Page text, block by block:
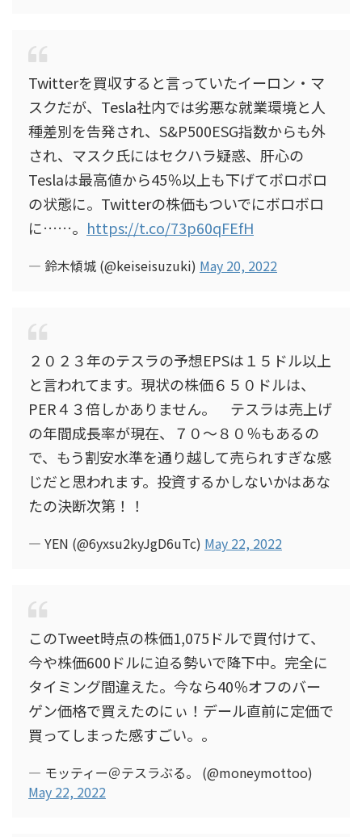
Twitterを買収すると言っていたイーロン・マ
スクだが、Tesla社内では劣悪な就業環境と人
種差別を告発され、S&P500ESG指数からも外
され、マスク氏にはセクハラ疑惑、肝心の
Teslaは最高値から45％以上も下げてボロボロ
の状態に。Twitterの株価もついでにボロボロ
に……。 https://t.co/73p60qFEfH
— 鈴木傾城 (@keiseisuzuki) May 20, 2022
２０２３年のテスラの予想EPSは１５ドル以上
と言われてます。現状の株価６５０ドルは、
PER４３倍しかありません。 テスラは売上げ
の年間成長率が現在、７０～８０％もあるの
で、もう割安水準を通り越して売られすぎな感
じだと思われます。投資するかしないかはあな
たの決断次第！！
— YEN (@6yxsu2kyJgD6uTc) May 22, 2022
このTweet時点の株価1,075ドルで買付けて、
今や株価600ドルに迫る勢いで降下中。完全に
タイミング間違えた。今なら40％オフのバー
ゲン価格で買えたのにぃ！デール直前に定価で
買ってしまった感すごい。。
— モッティー＠テスラぶる。 (@moneymottoo)
May 22, 2022